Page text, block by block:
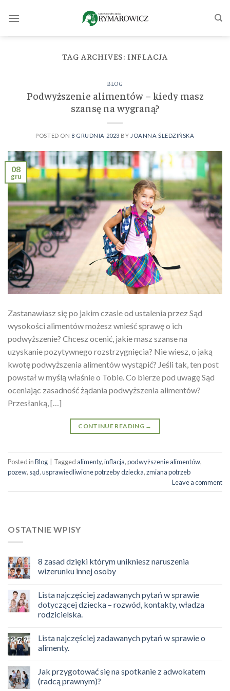
TAG ARCHIVES: INFLACJA
BLOG
Podwyższenie alimentów – kiedy masz
szansę na wygraną?
POSTED ON 8 GRUDNIA 2023 BY JOANNA ŚLEDZIŃSKA
08
gru
Zastanawiasz się po jakim czasie od ustalenia przez Sąd
wysokości alimentów możesz wnieść sprawę o ich
podwyższenie? Chcesz ocenić, jakie masz szanse na
uzyskanie pozytywnego rozstrzygnięcia? Nie wiesz, o jaką
kwotę podwyższenia alimentów wystąpić? Jeśli tak, ten post
powstał w myślą właśnie o Tobie. Co bierze pod uwagę Sąd
oceniając zasadność żądania podwyższenia alimentów?
Przesłanką, […]
CONTINUE READING →
Posted inBlog Tagged alimenty,inflacja,podwyższenie alimentów,
pozew, sąd,usprawiedliwione potrzeby dziecka,zmiana potrzeb
Leave a comment
OSTATNIE WPISY
8 zasad dzięki którym unikniesz naruszenia
wizerunku innej osoby
Lista najczęściej zadawanych pytań w sprawie
dotyczącej dziecka – rozwód, kontakty, władza
rodzicielska.
Lista najczęściej zadawanych pytań w sprawie o
alimenty.
Jak przygotować się na spotkanie z adwokatem
(radcą prawnym)?